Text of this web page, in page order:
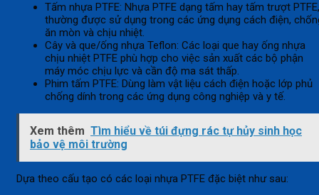
Tấm nhựa PTFE: Nhựa PTFE dạng tấm hay tấm trượt PTFE,
thường được sử dụng trong các ứng dụng cách điện,
ăn mòn và chịu nhiệt.
Cây và que/ống nhựa Teflon: Các loại que hay ống nhựa
chịu nhiệt PTFE phù hợp cho việc sản xuất các bộ phận
máy móc chịu lực và cần độ ma sát thấp.
Phim tấm PTFE: Dùng làm vật liệu cách điện hoặc lớp phủ
chống dính trong các ứng dụng công nghiệp và y tế.
Xem thêm Tìm hiểu về túi đựng rác tự hủy sinh học
bảo vệ môi trường
Dựa theo cấu tạo có các loại nhựa PTFE đặc biệt như sau: